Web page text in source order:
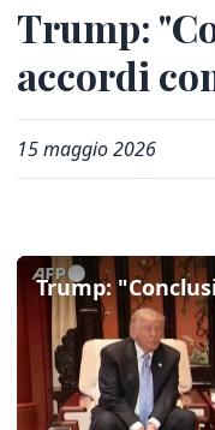
Trump:
accordi
15 maggio 2026